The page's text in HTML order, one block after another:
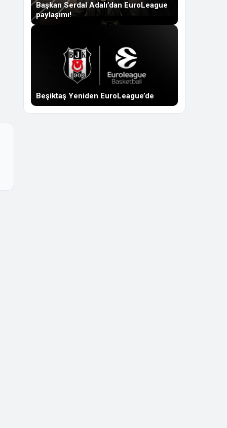
Başkan Serdal Adalı’dan EuroLeague
paylaşımı!
Beşiktaş Yeniden EuroLeague’de